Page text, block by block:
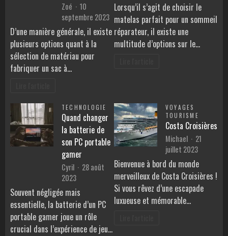
Zoé
10
septembre 2023
D’une manière générale, il existe
plusieurs options quant à la
sélection de matériau pour
fabriquer un sac à…
Lorsqu’il s’agit de choisir le
matelas parfait pour un sommeil
réparateur, il existe une
multitude d’options sur le…
TECHNOLOGIE
Quand changer
la batterie de
son PC portable
gamer
Cyril
28 août
2023
Souvent négligée mais
essentielle, la batterie d’un PC
portable gamer joue un rôle
crucial dans l’expérience de jeu…
VOYAGES
TOURISME
Costa Croisières
Michael
21
juillet 2023
Bienvenue à bord du monde
merveilleux de Costa Croisières !
Si vous rêvez d’une escapade
luxueuse et mémorable…